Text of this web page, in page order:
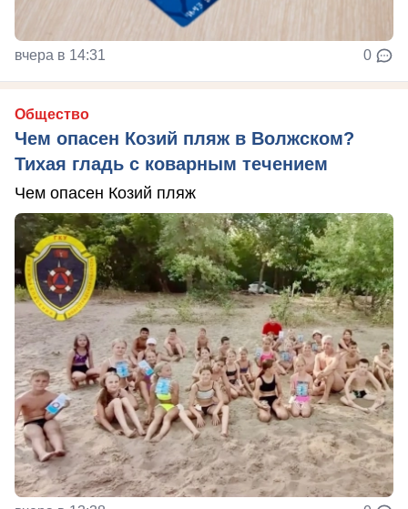
вчера в 14:31 0
Общество
Чем опасен Козий пляж в Волжском?
Тихая гладь с коварным течением
Чем опасен Козий пляж